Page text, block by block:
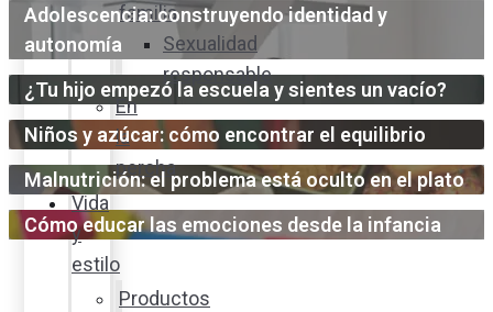
familia
Sexualidad
responsable
En
la
percha
Vida
y
estilo
Productos
Adolescencia: construyendo identidad y
autonomía
¿Tu hijo empezó la escuela y sientes un vacío?
Niños y azúcar: cómo encontrar el equilibrio
Malnutrición: el problema está oculto en el plato
Cómo educar las emociones desde la infancia